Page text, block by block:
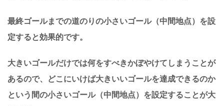
最終ゴールまでの道のりの小さいゴール（中間地点）を設
定すると効果的です。
大きいゴールだけでは何をすべきかぼやけてしまうことが
あるので、どこにいけば大きいいゴールを達成できるのか
という間の小さいゴール（中間地点）を設定することが大